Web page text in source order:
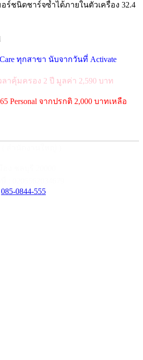
ร์ชนิดชาร์จซ้ำได้ภายในตัวเครื่อง 32.4
ทุกสาขา นับจากวันที่ Activate
ลาคุ้มครอง 2 ปี มูลค่า 2,590 บาท
Personal จากปรกติ 2,000 บาทเหลือ
085-0844-555